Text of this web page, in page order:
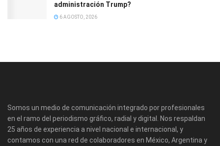
administración Trump?
6 AGOSTO, 2026
Somos un medio de comunicación integrado por profesionales
en el ramo del periodismo gráfico, radial y digital. Nos respaldan
25 años de experiencia a nivel nacional e internacional, y
contamos con una red de colaboradores en México, Argentina y